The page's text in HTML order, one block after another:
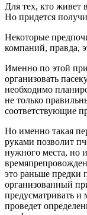
Для тех, кто живет
Но придется
Некоторые
компаний, правда,
Именно по этой
организовать
необходимо
не только
соответствующие
Но именно такая
руками позволит
нужного места, но
это раньше предки
организованный
предусматривать и
проведет